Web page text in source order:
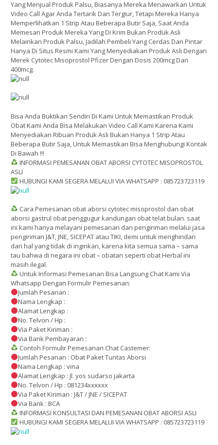
Yang Menjual Produk Palsu, Biasanya Mereka Menawarkan Untuk
Video Call Agar Anda Tertarik Dan Tergiur, Tetapi Mereka Hanya
Memperlihatkan 1 Strip Atau Beberapa Butir Saja, Saat Anda
Memesan Produk Mereka Yang Di Krim Bukan Produk Asli
Melainkan Produk Palsu, Jadilah Pembeli Yang Cerdas Dan Pintar
Hanya Di Situs Resmi Kami Yang Menyediakan Produk Asli Dengan
Merek Cytotec Misoprostol Pfizer Dengan Dosis 200mcg Dan
400mcg.
Bisa Anda Buktikan Sendiri Di Kami Untuk Memastikan Produk
Obat Kami Anda Bisa Melakukan Video Call Kami Karena Kami
Menyediakan Ribuan Produk Asli Bukan Hanya 1 Strip Atau
Beberapa Butir Saja, Untuk Memastikan Bisa Menghubungi Kontak
Di Bawah !!!
INFORMASI PEMESANAN OBAT ABORSI CYTOTEC MISOPROSTOL
ASLI
HUBUNGI KAMI SEGERA MELALUI VIA WHATSAPP : 085723723119
Cara Pemesanan obat aborsi cytotec misoprostol dan obat
aborsi gastrul obat penggugur kandungan obat telat bulan. saat
ini kami hanya melayani pemesanan dan pengiriman melalui jasa
pengiriman J&T, JNE, SICEPAT atau TIKI, demi untuk menghindari
dari hal yang tidak di inginkan, karena kita semua sama – sama
tau bahwa di negara ini obat – obatan seperti obat Herbal ini
masih ilegal.
Untuk Informasi Pemesanan Bisa Langsung Chat Kami Via
Whatsapp Dengan Formulir Pemesanan:
Jumlah Pesanan :
Nama Lengkap :
Alamat Lengkap :
No. Telvon / Hp :
Via Paket Kiriman :
Via Bank Pembayaran :
Contoh Formulir Pemesanan Chat Castemer:
Jumlah Pesanan : Obat Paket Tuntas Aborsi
Nama Lengkap : vina
Alamat Lengkap : Jl. yos sudarso jakarta
No. Telvon / Hp : 081234xxxxxx
Via Paket Kiriman : J&T / JNE / SICEPAT
Via Bank : BCA
INFORMASI KONSULTASI DAN PEMESANAN OBAT ABORSI ASLI
HUBUNGI KAMI SEGERA MELALUI VIA WHATSAPP : 085723723119